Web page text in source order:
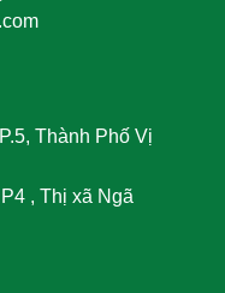
Thành Phố Vị
, Thị xã Ngã